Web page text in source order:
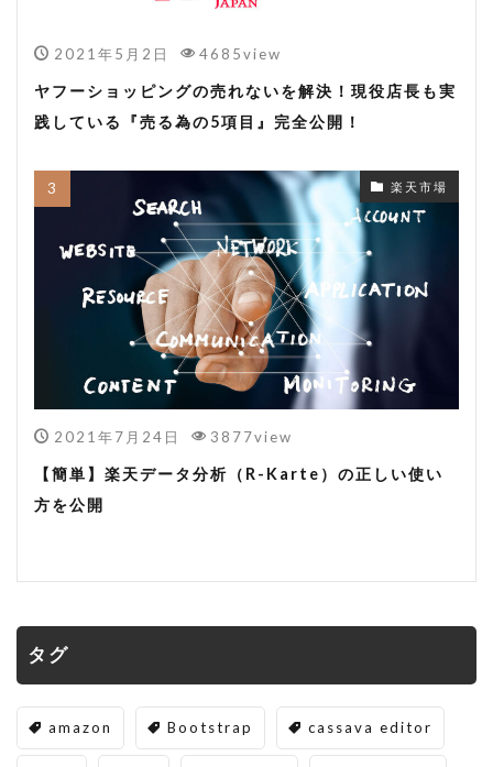
2021年5月2日 4685view
ヤフーショッピングの売れないを解決！現役店長も実
践している『売る為の5項目』完全公開！
楽天市場
2021年7月24日 3877view
【簡単】楽天データ分析（R-Karte）の正しい使い
方を公開
タグ
amazon Bootstrap cassava editor